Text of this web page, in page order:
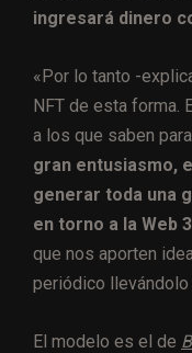
ingresará dinero
«Por lo tanto -
NFT de esta forma.
a los que saben
gran entusiasmo,
generar toda una
en torno a la Web
que nos aporten
periódico llevándolo
El modelo es el de